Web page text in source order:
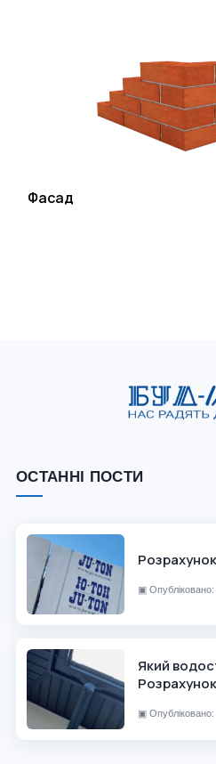
Фасад
ОСТАННІ ПОСТИ
▣
Який
▣